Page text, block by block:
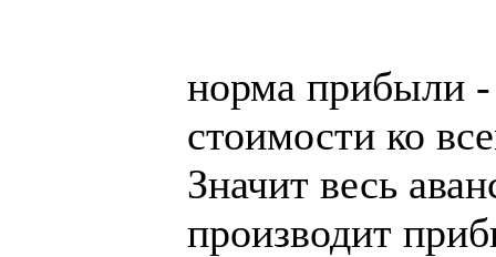
норма прибыли
стоимости ко
Значит весь
производит